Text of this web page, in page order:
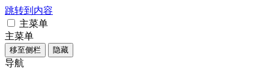
跳转到内容
主菜单
主菜单
移至侧栏 隐藏
导航